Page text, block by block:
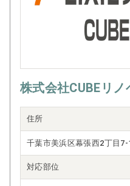
株式会社CUBEリノ
住所
千葉市美浜区幕張西2丁目
対応部位